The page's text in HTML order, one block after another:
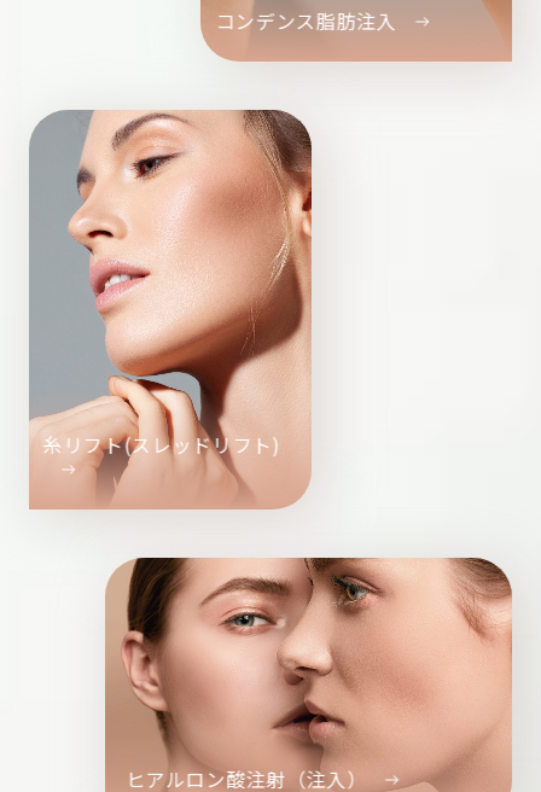
コンデンス脂肪注入
糸リフト(スレッドリフト)
ヒアルロン酸注射（注入）